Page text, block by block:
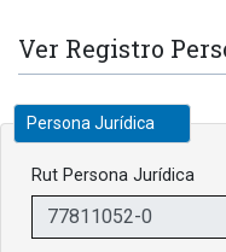
Ver Registro
Persona Jurídica
Rut Persona Jurídica